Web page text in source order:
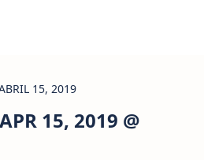
15, 2019
15, 2019 @